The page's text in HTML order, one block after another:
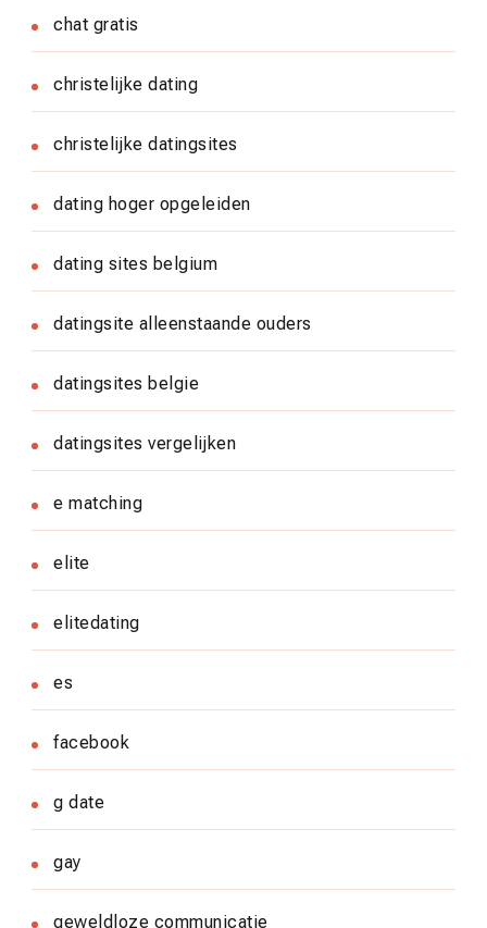
chat gratis
christelijke dating
christelijke datingsites
dating hoger opgeleiden
dating sites belgium
datingsite alleenstaande ouders
datingsites belgie
datingsites vergelijken
e matching
elite
elitedating
es
facebook
g date
gay
geweldloze communicatie